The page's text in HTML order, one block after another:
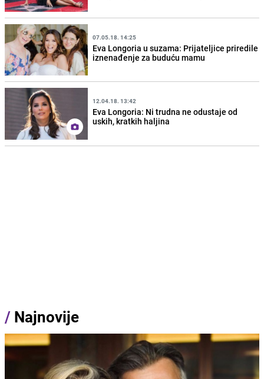
07.05.18. 14:25
Eva Longoria u suzama: Prijateljice priredile
iznenađenje za buduću mamu
12.04.18. 13:42
Eva Longoria: Ni trudna ne odustaje od
uskih, kratkih haljina
/ Najnovije